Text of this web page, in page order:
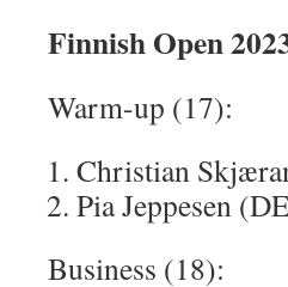
Finnish Open
Warm-up (17):
Christian
Pia Jeppesen
Business (18):